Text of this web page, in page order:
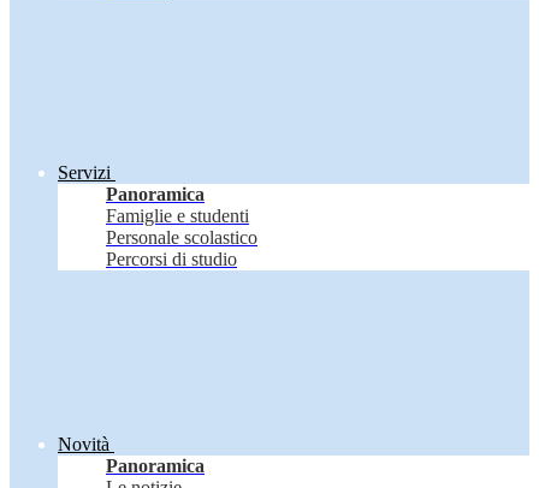
Servizi
Panoramica
Famiglie e studenti
Personale scolastico
Percorsi di studio
Novità
Panoramica